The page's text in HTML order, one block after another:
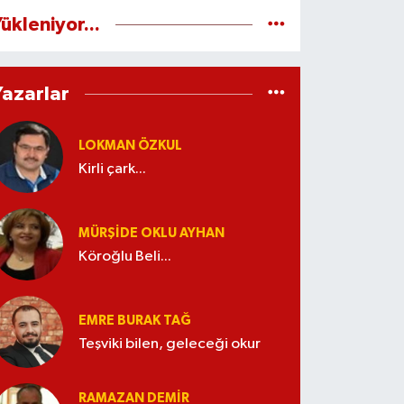
LOKMAN ÖZKUL
Kirli çark...
MÜRŞIDE OKLU AYHAN
Köroğlu Beli...
EMRE BURAK TAĞ
Teşviki bilen, geleceği okur
RAMAZAN DEMİR